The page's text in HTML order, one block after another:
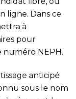
ligne. Dans ce
à
pour
numéro NEPH.
anticipé
sous le nom